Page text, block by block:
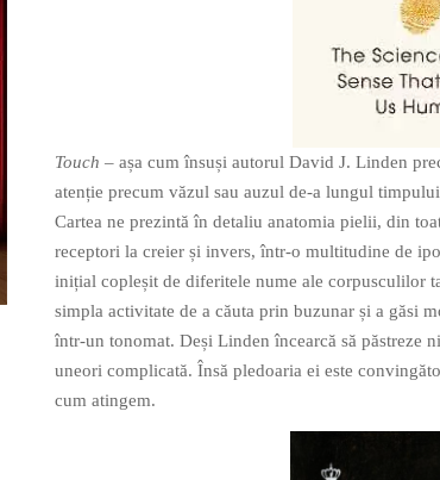
Touch – așa cum însuși autorul David J. Linden
atenție precum văzul sau auzul de-a lungul
Cartea ne prezintă în detaliu anatomia pielii, din
receptori la creier și invers, într-o multitudine de
inițial copleșit de diferitele nume ale corpusculilor
simpla activitate de a căuta prin buzunar și a găsi
într-un tonomat. Deși Linden încearcă să păstreze
uneori complicată. Însă pledoaria ei este
cum atingem.